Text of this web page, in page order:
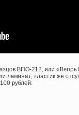
ВПО-212, или
пластик же
рублей: